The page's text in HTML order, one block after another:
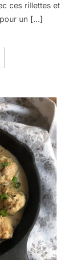
ces rillettes et
un […]